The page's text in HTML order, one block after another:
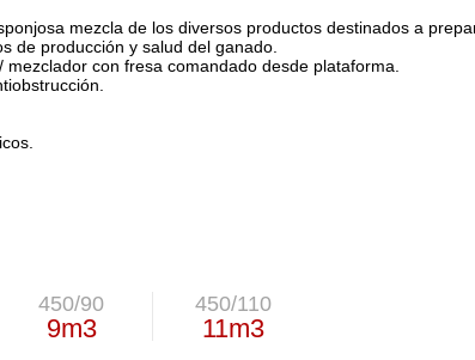
mezcla de los diversos productos destinados a
de producción y salud del ganado.
con fresa comandado desde plataforma.
450/90
9m3
450/110
11m3